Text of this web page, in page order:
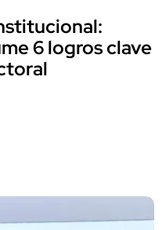
6 logros clave